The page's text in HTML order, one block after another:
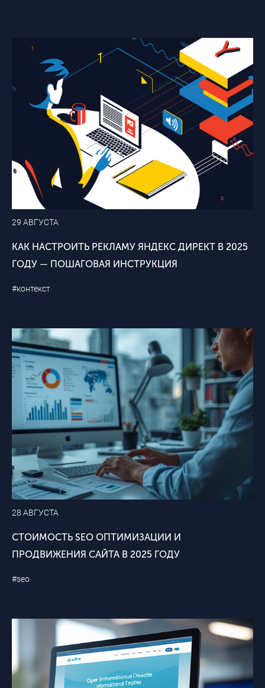
29 АВГУСТА
КАК НАСТРОИТЬ РЕКЛАМУ ЯНДЕКС ДИРЕКТ В 2025
ГОДУ — ПОШАГОВАЯ ИНСТРУКЦИЯ
#контекст
28 АВГУСТА
СТОИМОСТЬ SEO ОПТИМИЗАЦИИ И
ПРОДВИЖЕНИЯ САЙТА В 2025 ГОДУ
#seo